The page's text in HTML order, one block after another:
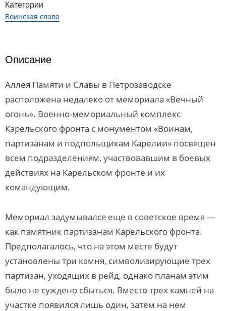
Категории
Воинская слава
Описание
Аллея Памяти и Славы в Петрозаводске
расположена недалеко от мемориала «Вечный
огонь». Военно-мемориальный комплекс
Карельского фронта с монументом «Воинам,
партизанам и подпольщикам Карелии» посвящен
всем подразделениям, участвовавшим в боевых
действиях на Карельском фронте и их
командующим.
Мемориал задумывался еще в советское время —
как памятник партизанам Карельского фронта.
Предполагалось, что на этом месте будут
установлены три камня, символизирующие трех
партизан, уходящих в рейд, однако планам этим
было не суждено сбыться. Вместо трех камней на
участке появился лишь один, затем на нем